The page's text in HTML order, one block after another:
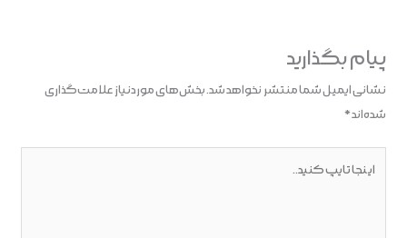
پیام بگذارید
نشانی ایمیل شما منتشر نخواهد شد.بخش‌های موردنیاز علامت‌گذاری
شده‌اند*